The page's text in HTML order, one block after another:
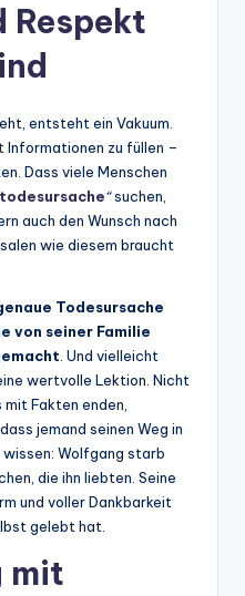
Respekt
entsteht ein Vakuum.
zu füllen –
Dass viele Menschen
“suchen,
auch den Wunsch nach
wie diesem braucht
Todesursache
von seiner Familie
. Und vielleicht
wertvolle Lektion. Nicht
Fakten enden,
jemand seinen Weg in
Wolfgang starb
die ihn liebten. Seine
und voller Dankbarkeit
gelebt hat.
mit